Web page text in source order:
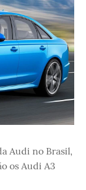
Audi no Brasil,
os Audi A3